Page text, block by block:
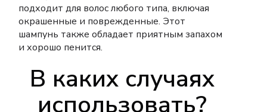
подходит для волос любого типа, включая
окрашенные и поврежденные. Этот
шампунь также обладает приятным запахом
и хорошо пенится.
В каких случаях
использовать?